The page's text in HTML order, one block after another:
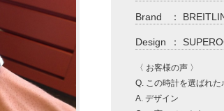
Brand ：
Design ：
〈 お客様の声 〉
Q. この時計を選ばれた
A. デザイン